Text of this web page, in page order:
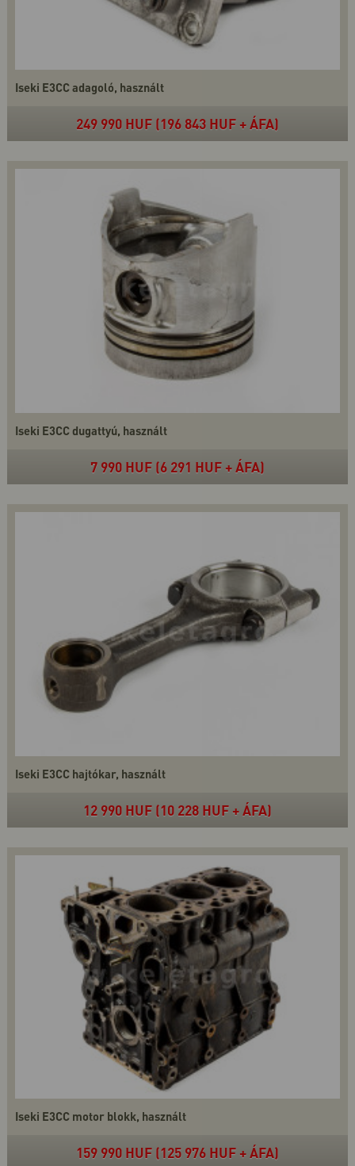
Iseki E3CC adagoló, használt
249 990 HUF (196 843 HUF + ÁFA)
Iseki E3CC dugattyú, használt
7 990 HUF (6 291 HUF + ÁFA)
Iseki E3CC hajtókar, használt
12 990 HUF (10 228 HUF + ÁFA)
Iseki E3CC motor blokk, használt
159 990 HUF (125 976 HUF + ÁFA)